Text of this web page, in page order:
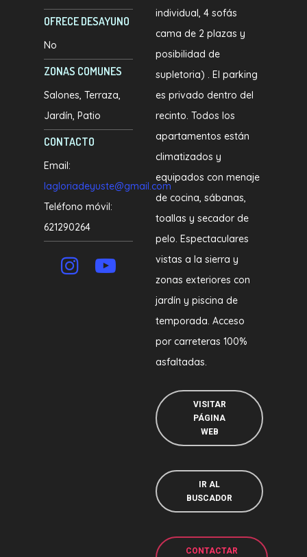
OFRECE DESAYUNO
No
ZONAS COMUNES
Salones Terraza
Jardín Patio
CONTACTO
Email:
lagloriadeyuste@gmail.com
Teléfono móvil:
621290264
individual, 4 sofás
cama de 2 plazas y
posibilidad de
supletoria) . El parking
es privado dentro del
recinto. Todos los
apartamentos están
climatizados y
equipados con menaje
de cocina, sábanas,
toallas y secador de
pelo. Espectaculares
vistas a la sierra y
zonas exteriores con
jardín y piscina de
temporada. Acceso
por carreteras 100%
asfaltadas.
VISITAR
PÁGINA
WEB
IR AL
BUSCADOR
CONTACTAR